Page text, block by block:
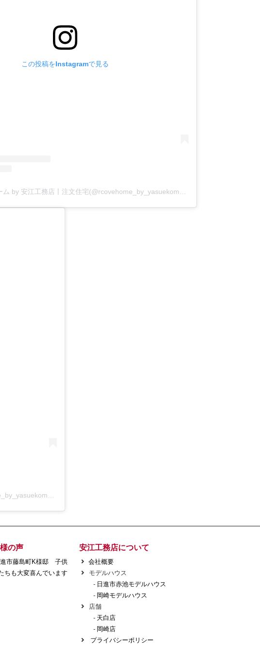
この投稿をInstagramで見る
の声
進市藤島町K様邸 子供
ちも大変喜んでいます
安江工務店について
会社概要
モデルハウス
- 日進市赤池モデルハウス
- 岡崎モデルハウス
店舗
- 天白店
- 岡崎店
プライバシーポリシー